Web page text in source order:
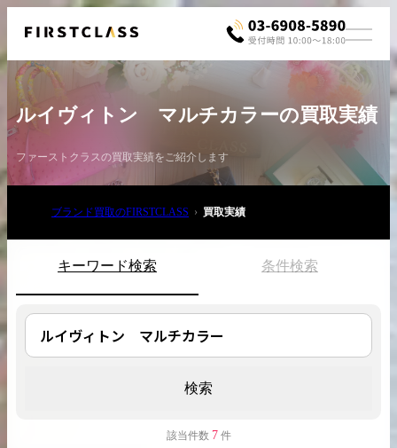
03-6908-5890
ルイヴィトン マルチカラーの買取実績
ファーストクラスの買取実績をご紹介します
ブランド買取のFIRSTCLASS 買取実績
キーワード検索 条件検索
検索
該当件数 7 件